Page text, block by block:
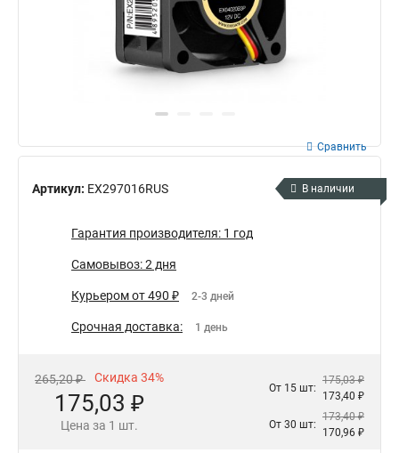
Артикул: EX297016RUS
Сравнить
В наличии
Гарантия производителя: 1 год
Самовывоз: 2 дня
Курьером от 490 ₽ 2-3 дней
Срочная доставка: 1 день
265,20 ₽ Скидка 34%
175,03 ₽
Цена за 1 шт.
От 15 шт:
175,03 ₽
173,40 ₽
От 30 шт:
173,40 ₽
170,96 ₽